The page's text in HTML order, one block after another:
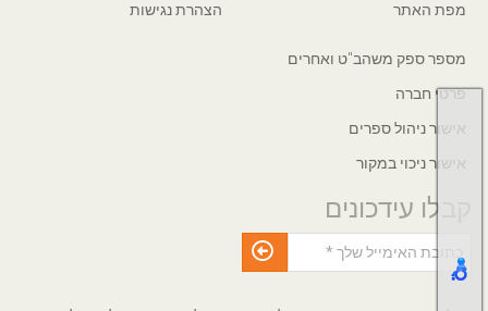
מפת האתר
הצהרת נגישות
מספר ספק משהב"ט ואחרים
פרטי חברה
אישור ניהול ספרים
אישור ניכוי במקור
קבלו עידכונים